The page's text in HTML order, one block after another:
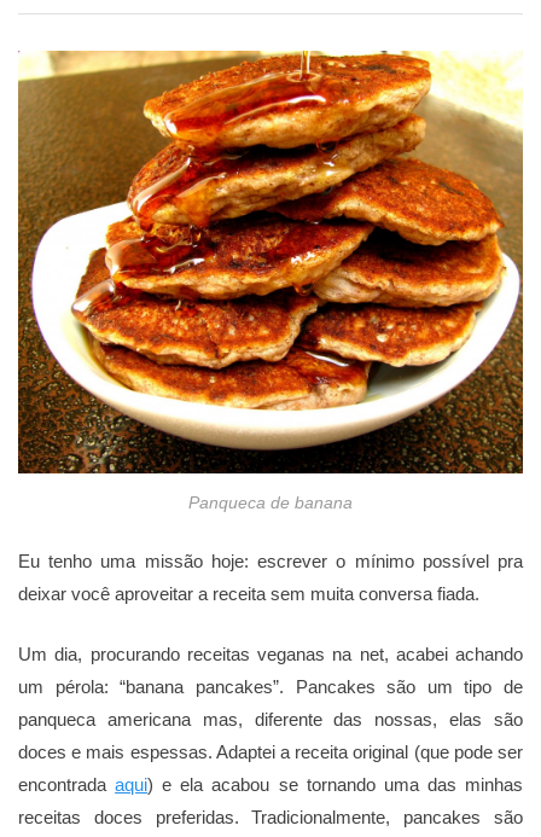
Panqueca de banana
Eu tenho uma missão hoje: escrever o mínimo possível pra
deixar você aproveitar a receita sem muita conversa fiada.
Um dia, procurando receitas veganas na net, acabei achando
um pérola: “banana pancakes”. Pancakes são um tipo de
panqueca americana mas, diferente das nossas, elas são
doces e mais espessas. Adaptei a receita original (que pode ser
encontradaaqui) e ela acabou se tornando uma das minhas
receitas doces preferidas. Tradicionalmente, pancakes são